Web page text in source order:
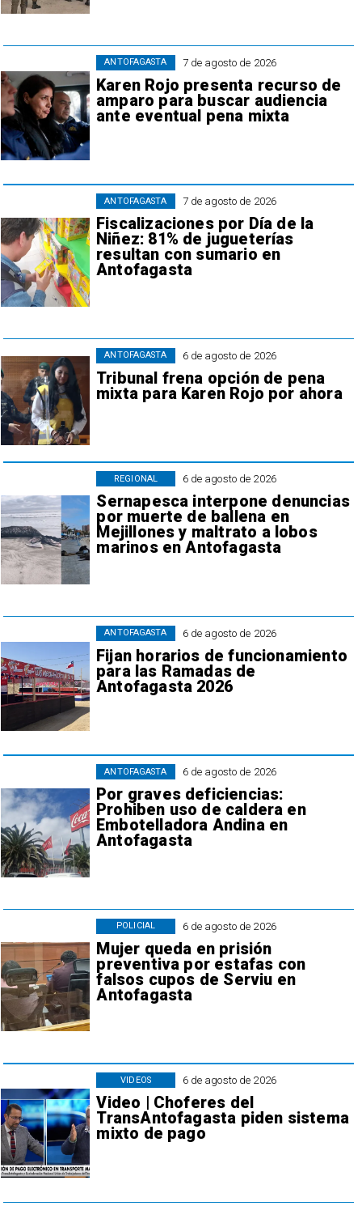
7 de agosto de 2026
Karen Rojo presenta recurso de
amparo para buscar audiencia
ante eventual pena mixta
ANTOFAGASTA
7 de agosto de 2026
Fiscalizaciones por Día de la
Niñez: 81% de jugueterías
resultan con sumario en
Antofagasta
ANTOFAGASTA
6 de agosto de 2026
Tribunal frena opción de pena
mixta para Karen Rojo por ahora
ANTOFAGASTA
6 de agosto de 2026
Sernapesca interpone denuncias
por muerte de ballena en
Mejillones y maltrato a lobos
marinos en Antofagasta
REGIONAL
6 de agosto de 2026
Fijan horarios de funcionamiento
para las Ramadas de
Antofagasta 2026
ANTOFAGASTA
6 de agosto de 2026
Por graves deficiencias:
Prohiben uso de caldera en
Embotelladora Andina en
Antofagasta
ANTOFAGASTA
6 de agosto de 2026
Mujer queda en prisión
preventiva por estafas con
falsos cupos de Serviu en
Antofagasta
POLICIAL
6 de agosto de 2026
Video | Choferes del
TransAntofagasta piden sistema
mixto de pago
VIDEOS